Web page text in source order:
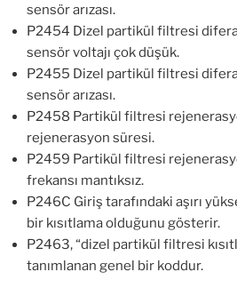
sensör arızası.
P2454 Dizel partikül filtresi
sensör voltajı çok düşük.
P2455 Dizel partikül filtresi
sensör arızası.
P2458 Partikül filtresi
rejenerasyon süresi.
P2459 Partikül filtresi
frekansı mantıksız.
P246C Giriş tarafındaki aşırı
bir kısıtlama olduğunu gösterir.
P2463, “dizel partikül filtresi
tanımlanan genel bir koddur.